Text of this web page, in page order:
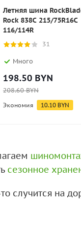
Летняя шина
Rock 838C 215/75R16C
116/114R
31
Много
198.50 BYN
208.60BYN
Экономия 10.10 BYN
сезонное
случится на